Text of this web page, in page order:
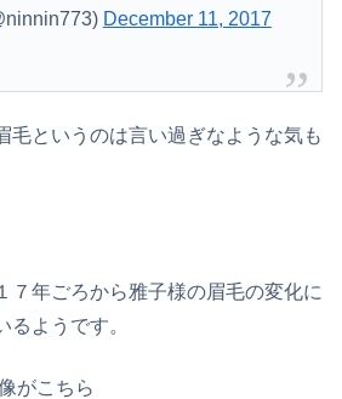
December 11, 2017
毛というのは言い過ぎなような気も
７年ごろから雅子様の眉毛の変化に
ようです。
がこちら